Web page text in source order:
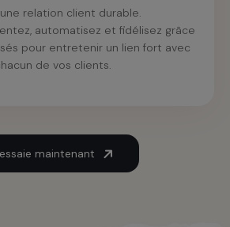
relation client durable.
automatisez et fidélisez grâce
pour entretenir un lien fort avec
de vos clients.
maintenant